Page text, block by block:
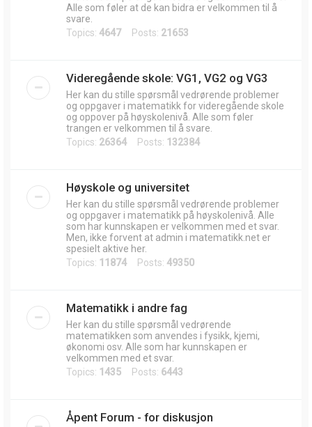
Alle som føler at de kan bidra er velkommen til å
svare.
Topics: 4647Posts: 21653
Videregående skole: VG1, VG2 og VG3
Her kan du stille spørsmål vedrørende problemer
og oppgaver i matematikk for videregående skole
og oppover på høyskolenivå. Alle som føler
trangen er velkommen til å svare.
Topics: 26364 Posts: 132384
Høyskole og universitet
Her kan du stille spørsmål vedrørende problemer
og oppgaver i matematikk på høyskolenivå. Alle
som har kunnskapen er velkommen med et svar.
Men, ikke forvent at admin i matematikk.net er
spesielt aktive her.
Topics: 11874 Posts: 49350
Matematikk i andre fag
Her kan du stille spørsmål vedrørende
matematikken som anvendes i fysikk, kjemi,
økonomi osv. Alle som har kunnskapen er
velkommen med et svar.
Topics: 1435 Posts: 6443
Åpent Forum - for diskusjon